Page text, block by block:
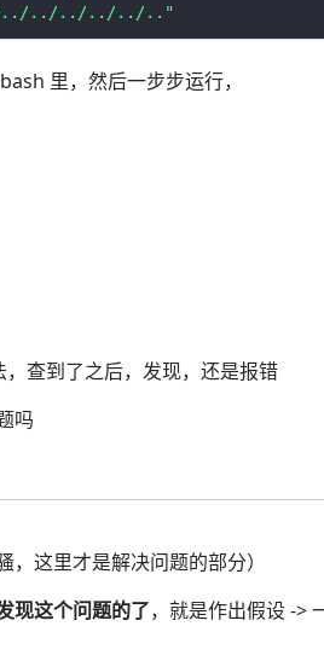
../../../../../.."
里，然后一步步运行，
查到了之后，发现，还是报错
吗
，这里才是解决问题的部分）
现这个问题的了，就是作出假设 ->